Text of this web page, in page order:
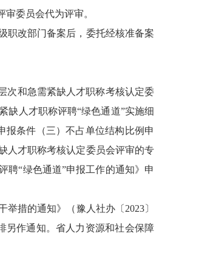
委员会代为评审。
职改部门备案后，委托经核准备案
次和急需紧缺人才职称考核认定委
缺人才职称评聘“绿色通道”实施细
报条件（三）不占单位结构比例申
人才职称考核认定委员会评审的专
聘“绿色通道”申报工作的通知》申
举措的通知》（豫人社办〔 2023〕
另作通知。省人力资源和社会保障